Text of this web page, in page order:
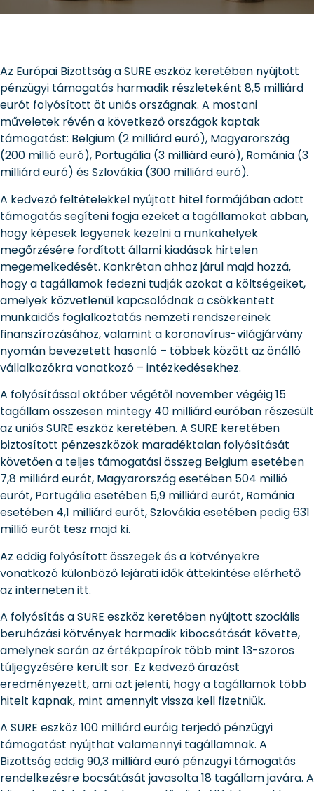
Az Európai Bizottság a SURE eszköz keretében nyújtott
pénzügyi támogatás harmadik részleteként 8,5 milliárd
eurót folyósított öt uniós országnak. A mostani
műveletek révén a következő országok kaptak
támogatást: Belgium (2 milliárd euró), Magyarország
(200 millió euró), Portugália (3 milliárd euró), Románia (3
milliárd euró) és Szlovákia (300 milliárd euró).
A kedvező feltételekkel nyújtott hitel formájában adott
támogatás segíteni fogja ezeket a tagállamokat abban,
hogy képesek legyenek kezelni a munkahelyek
megőrzésére fordított állami kiadások hirtelen
megemelkedését. Konkrétan ahhoz járul majd hozzá,
hogy a tagállamok fedezni tudják azokat a költségeiket,
amelyek közvetlenül kapcsolódnak a csökkentett
munkaidős foglalkoztatás nemzeti rendszereinek
finanszírozásához, valamint a koronavírus-világjárvány
nyomán bevezetett hasonló – többek között az önálló
vállalkozókra vonatkozó – intézkedésekhez.
A folyósítással október végétől november végéig 15
tagállam összesen mintegy 40 milliárd euróban részesült
az uniós SURE eszköz keretében. A SURE keretében
biztosított pénzeszközök maradéktalan folyósítását
követően a teljes támogatási összeg Belgium esetében
7,8 milliárd eurót, Magyarország esetében 504 millió
eurót, Portugália esetében 5,9 milliárd eurót, Románia
esetében 4,1 milliárd eurót, Szlovákia esetében pedig 631
millió eurót tesz majd ki.
Az eddig folyósított összegek és a kötvényekre
vonatkozó különböző lejárati idők áttekintése elérhető
az interneten itt.
A folyósítás a SURE eszköz keretében nyújtott szociális
beruházási kötvények harmadik kibocsátását követte,
amelynek során az értékpapírok több mint 13-szoros
túljegyzésére került sor. Ez kedvező árazást
eredményezett, ami azt jelenti, hogy a tagállamok több
hitelt kapnak, mint amennyit vissza kell fizetniük.
A SURE eszköz 100 milliárd euróig terjedő pénzügyi
támogatást nyújthat valamennyi tagállamnak. A
Bizottság eddig 90,3 milliárd euró pénzügyi támogatás
rendelkezésre bocsátását javasolta 18 tagállam javára. A